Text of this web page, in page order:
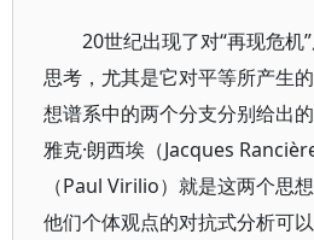
20世纪出现了对“再现危机
思考，尤其是它对平等所产生
想谱系中的两个分支分别给出
雅克·朗西埃（Jacques
（Paul Virilio）就是这两个思
他们个体观点的对抗式分析可